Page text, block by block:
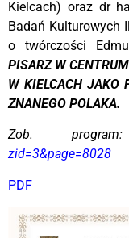
Kielcach) oraz dr
Badań Kulturowych
o twórczości
PISARZ W
W KIELCACH JAKO
ZNANEGO POLAKA.
Zob.
zid=3&page=8028
PDF